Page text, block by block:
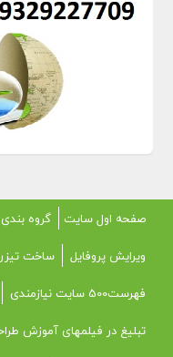
صفحه اول سایت گروه بندی
ویرایش پروفایل
ساخت تیزر
فهرست500 سایت نیازمندی
تبلیغ در فیلمهای آموزش